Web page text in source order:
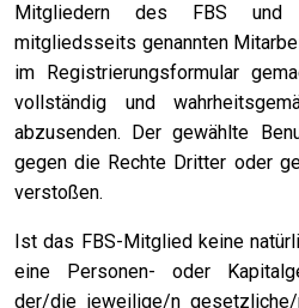
Mitgliedern des FBS
mitgliedsseits genannten
im Registrierungsformular
vollständig und
abzusenden. Der gewählte
gegen die Rechte Dritter oder
verstoßen.
Ist das FBS-Mitglied keine
eine Personen- oder
der/die jeweilige/n